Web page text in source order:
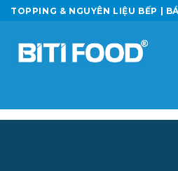
Chuyển
đến
dung
TOPPING & NGUYÊN LIỆU BẾP |